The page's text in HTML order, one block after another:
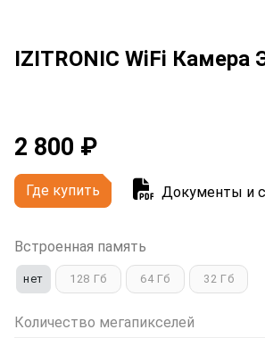
IZITRONIC WiFi
2 800 ₽
Где купить Документы и
Встроенная память
нет 128 Гб 64 Гб 32 Гб
Количество мегапикселей